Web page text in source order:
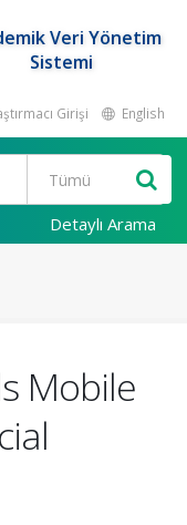
Veri Yönetim
Sistemi
Girişi English
Detaylı Arama
Mobile